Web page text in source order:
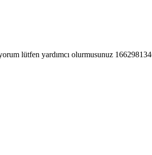
lütfen yardımcı olurmusunuz